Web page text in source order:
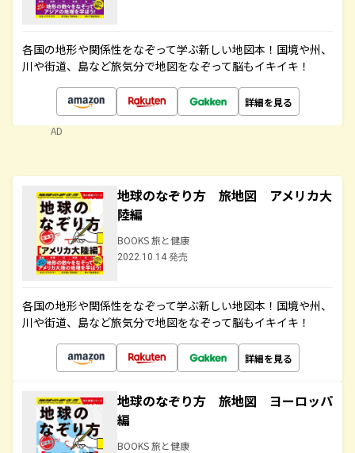
各国の地形や関係性をなぞって学ぶ新しい地図本！国境や州、
川や街道、島など旅気分で地図をなぞって脳もイキイキ！
詳細を見る
AD
地球のなぞり方 旅地図 アメリカ大
陸編
BOOKS 旅と健康
2022.10.14 発売
各国の地形や関係性をなぞって学ぶ新しい地図本！国境や州、
川や街道、島など旅気分で地図をなぞって脳もイキイキ！
詳細を見る
地球のなぞり方 旅地図 ヨーロッパ
編
BOOKS 旅と健康